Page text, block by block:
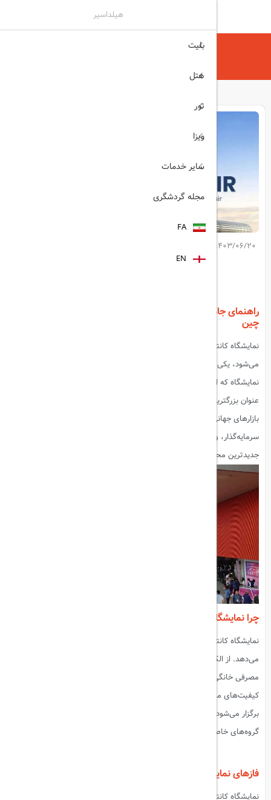
هیلداسیر
1403/06/20
راهنمای جامع برای بزرگترین نمایشگاه تجاری جهان در گوانگژو،
چین
نمایشگاه کانتون، که به عنوان "نمایشگاه واردات و صادرات چین" نیز شناخته
می‌شود، یکی از مهم‌ترین رویدادهای تجاری و صنعتی در جهان است. این
عنوان بزرگترین نمایشگاه تجاری در چین و یکی از تاثیرگذارترین نمایشگاه‌ها در
بازارهای جهانی شناخته می‌شود. در نمایشگاه کانتون، صدها هزار تاجر،
سرمایه‌گذار، و متخصصان صنعت از سراسر جهان گرد هم می‌آیند تا با
جدیدترین محصولات، نوآوری‌ها و فناوری‌های روز آشنا شوند.
چرا نمایشگاه کانتون ۲۰۲۴ رویدادی بی‌نظیر است؟
نمایشگاه کانتون، با گستردگی فوق‌العاده خود، تمامی صنایع را پوشش
می‌دهد. از الکترونیک و ماشین‌آلات پیشرفته گرفته تا منسوجات و لوازم
کیفیت‌های مختلف به نمایش گذاشته می‌شوند. این نمایشگاه سه بار در سال
برگزار می‌شود و هر دوره آن شامل سه فاز است که هر کدام به صنایع و
گروه‌های خاصی از محصولات اختصاص دارد.
فازهای نمایشگاه کانتون ۲۰۲۴
هیلداسیر
بلیت
هتل
تور
ویزا
سایر خدمات
مجله گردشگری
FA
EN